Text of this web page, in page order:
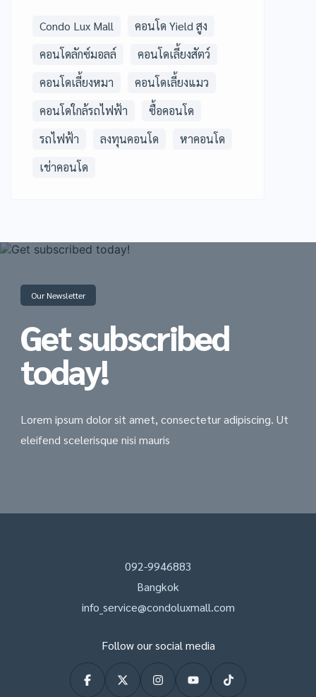
Condo Lux Mall
คอนโด Yield สูง
คอนโดลักซ์มอลล์
คอนโดเลี้ยงสัตว์
คอนโดเลี้ยงหมา
คอนโดเลี้ยงแมว
คอนโดใกล้รถไฟฟ้า
ซื้อคอนโด
รถไฟฟ้า
ลงทุนคอนโด
หาคอนโด
เช่าคอนโด
Our Newsletter
Get subscribed
today!
Lorem ipsum dolor sit amet, consectetur adipiscing. Ut
eleifend scelerisque nisi mauris
092-9946883
Bangkok
info_service@condoluxmall.com
Follow our social media